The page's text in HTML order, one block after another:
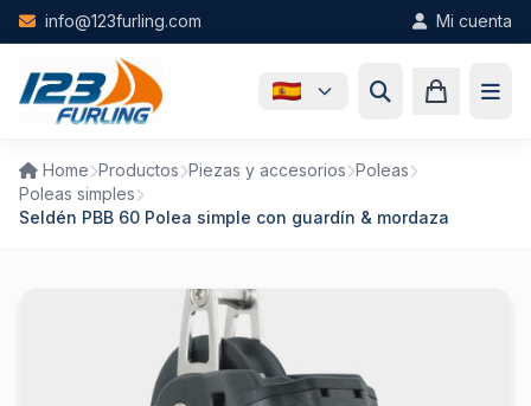
Skip to main content
info@123furling.com Mi cuenta
Home Productos Piezas y accesorios Poleas
Poleas simples
Seldén PBB 60 Polea simple con guardín & mordaza